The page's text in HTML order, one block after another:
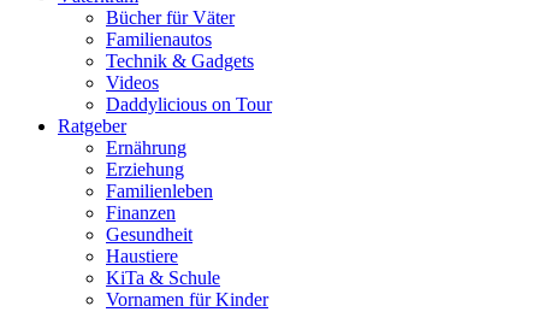
Bücher für Väter
Familienautos
Technik & Gadgets
Videos
Daddylicious on Tour
Ratgeber
Ernährung
Erziehung
Familienleben
Finanzen
Gesundheit
Haustiere
KiTa & Schule
Vornamen für Kinder